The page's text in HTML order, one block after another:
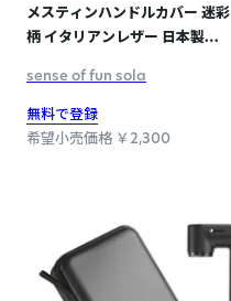
メスティンハンドルカバー 迷彩
柄 イタリアンレザー 日本製
sense of fun sola
無料で登録
希望小売価格 ￥2,300